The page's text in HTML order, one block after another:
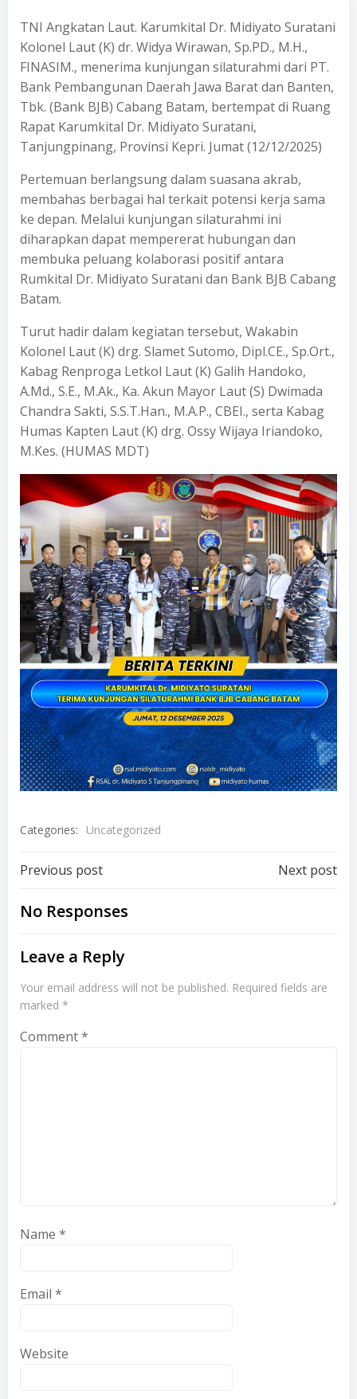
TNI Angkatan Laut. Karumkital Dr. Midiyato Suratani
Kolonel Laut (K) dr. Widya Wirawan, Sp.PD., M.H.,
FINASIM., menerima kunjungan silaturahmi dari PT.
Bank Pembangunan Daerah Jawa Barat dan Banten,
Tbk. (Bank BJB) Cabang Batam, bertempat di Ruang
Rapat Karumkital Dr. Midiyato Suratani,
Tanjungpinang, Provinsi Kepri. Jumat (12/12/2025)
Pertemuan berlangsung dalam suasana akrab,
membahas berbagai hal terkait potensi kerja sama
ke depan. Melalui kunjungan silaturahmi ini
diharapkan dapat mempererat hubungan dan
membuka peluang kolaborasi positif antara
Rumkital Dr. Midiyato Suratani dan Bank BJB Cabang
Batam.
Turut hadir dalam kegiatan tersebut, Wakabin
Kolonel Laut (K) drg. Slamet Sutomo, Dipl.CE., Sp.Ort.,
Kabag Renproga Letkol Laut (K) Galih Handoko,
A.Md., S.E., M.Ak., Ka. Akun Mayor Laut (S) Dwimada
Chandra Sakti, S.S.T.Han., M.A.P., CBEI., serta Kabag
Humas Kapten Laut (K) drg. Ossy Wijaya Iriandoko,
M.Kes. (HUMAS MDT)
Categories: Uncategorized
Post
navigation
Previous post Next post
No Responses
Leave a Reply
Your email address will not be published. Required fields are
marked *
Comment*
Name *
Email *
Website